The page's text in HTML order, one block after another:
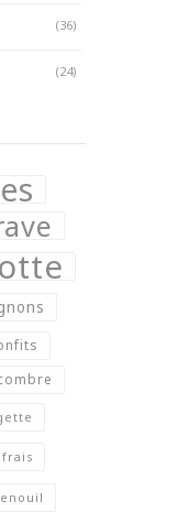
(36)
(24)